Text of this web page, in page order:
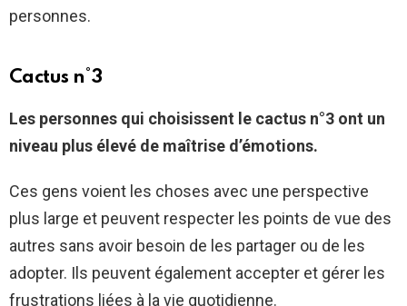
personnes.
Cactus n°3
Les personnes qui choisissent le cactus n°3 ont un
niveau plus élevé de maîtrise d’émotions.
Ces gens voient les choses avec une perspective
plus large et peuvent respecter les points de vue des
autres sans avoir besoin de les partager ou de les
adopter. Ils peuvent également accepter et gérer les
frustrations liées à la vie quotidienne.